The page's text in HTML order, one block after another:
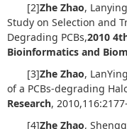
[2]Zhe Zhao,
Study on Selection and
Degrading PCBs,2010
Bioinformatics and
[3]Zhe Zhao,
of a PCBs-degrading
Research,
[4]Zhe Zhao,